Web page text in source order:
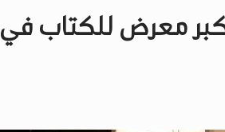
معرض للكتاب في